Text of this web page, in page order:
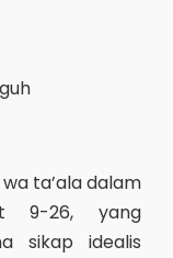
ta’ala dalam
9-26, yang
sikap idealis